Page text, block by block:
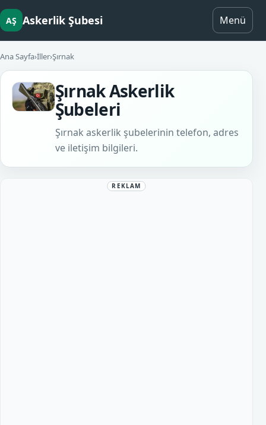
AŞ Askerlik Şubesi Menü
Ana Sayfa›İller›Şırnak
Şırnak Askerlik
Şubeleri
Şırnak askerlik şubelerinin telefon, adres
ve iletişim bilgileri.
REKLAM